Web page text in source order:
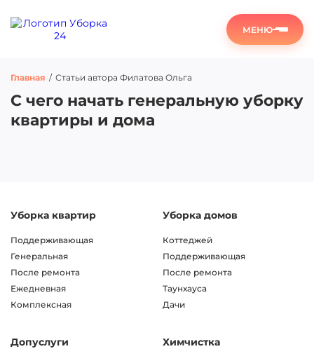
МЕНЮ
Главная / Статьи автора Филатова Ольга
С чего начать генеральную уборку
квартиры и дома
Уборка квартир
Поддерживающая
Генеральная
После ремонта
Ежедневная
Комплексная
Уборка домов
Коттеджей
Поддерживающая
После ремонта
Таунхауса
Дачи
Допуслуги Химчистка